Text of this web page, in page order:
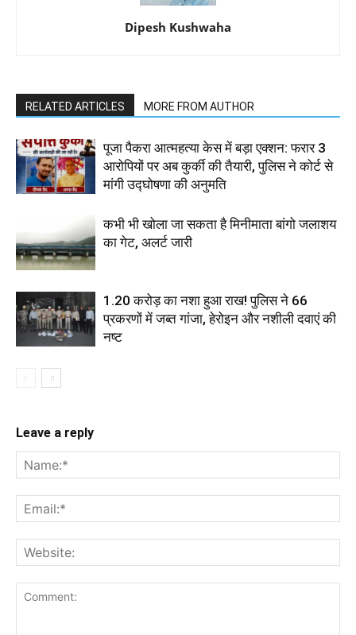
Dipesh Kushwaha
RELATED ARTICLES MORE FROM AUTHOR
पूजा पैकरा आत्महत्या केस में बड़ा एक्शन: फरार 3
आरोपियों पर अब कुर्की की तैयारी, पुलिस ने कोर्ट से
मांगी उद्घोषणा की अनुमति
कभी भी खोला जा सकता है मिनीमाता बांगो जलाशय
का गेट, अलर्ट जारी
1.20 करोड़ का नशा हुआ राख! पुलिस ने 66
प्रकरणों में जब्त गांजा, हेरोइन और नशीली दवाएं की
नष्ट
Leave a reply